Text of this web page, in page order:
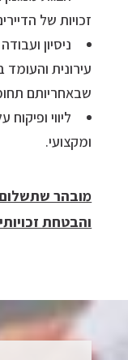
זכויות של
ניסיון
עירונית
שבאחריותם
ליווי
ומקצועי.
מובהר שתשלום
והבטחת